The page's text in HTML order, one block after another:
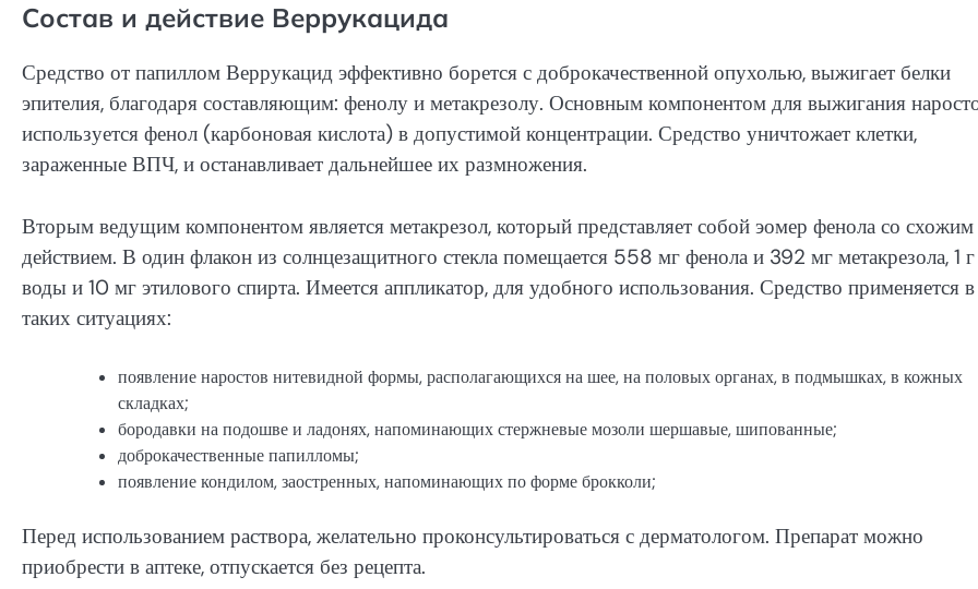
Состав и действие Веррукацида
Средство от папиллом Веррукацид эффективно борется с доброкачественной опухолью, выжигает белки
эпителия, благодаря составляющим: фенолу и метакрезолу. Основным компонентом для выжигания
используется фенол (карбоновая кислота) в допустимой концентрации. Средство уничтожает клетки,
зараженные ВПЧ, и останавливает дальнейшее их размножения.
Вторым ведущим компонентом является метакрезол, который представляет собой эомер фенола со схожим
действием. В один флакон из солнцезащитного стекла помещается 558 мг фенола и 392 мг метакрезола, 1 г
воды и 10 мг этилового спирта. Имеется аппликатор, для удобного использования. Средство применяется в
таких ситуациях:
появление наростов нитевидной формы, располагающихся на шее, на половых органах, в подмышках, в кожных
складках;
бородавки на подошве и ладонях, напоминающих стержневые мозоли шершавые, шипованные;
доброкачественные папилломы;
появление кондилом, заостренных, напоминающих по форме брокколи;
Перед использованием раствора, желательно проконсультироваться с дерматологом. Препарат можно
приобрести в аптеке, отпускается без рецепта.